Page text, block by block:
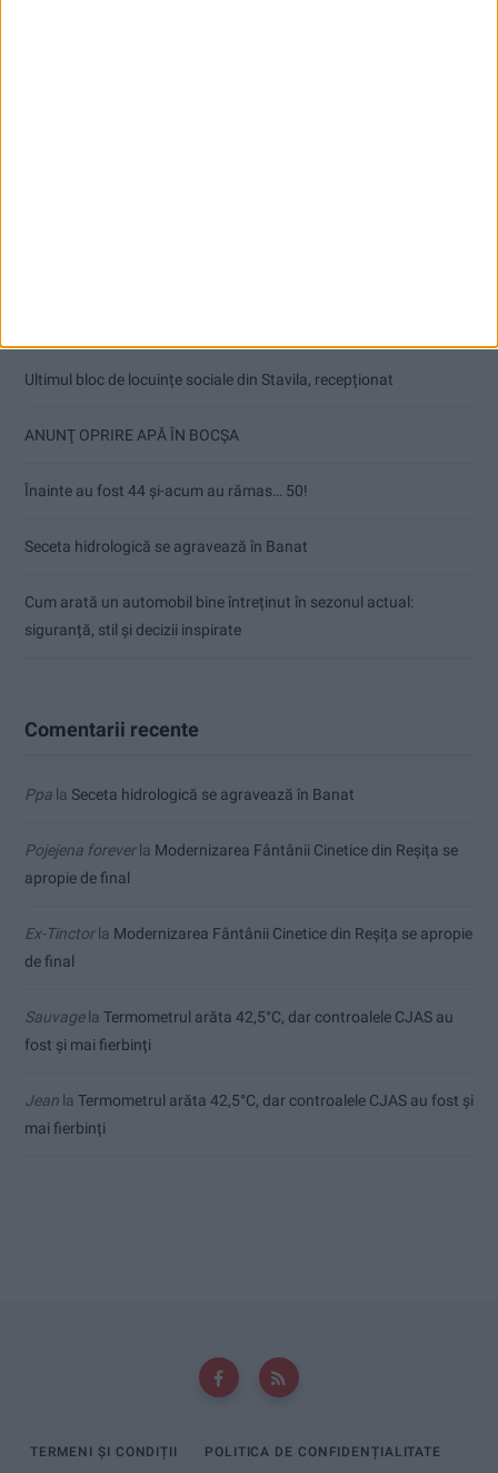
Ultimul bloc de locuințe sociale din Stavila, recepționat
ANUNŢ OPRIRE APĂ ÎN BOCȘA
Înainte au fost 44 și-acum au rămas… 50!
Seceta hidrologică se agravează în Banat
Cum arată un automobil bine întreținut în sezonul actual:
siguranță, stil și decizii inspirate
Comentarii recente
Ppa la Seceta hidrologică se agravează în Banat
Pojejena foreverla Modernizarea Fântânii Cinetice din Reșița se
apropie de final
Ex-Tinctorla Modernizarea Fântânii Cinetice din Reșița se apropie
de final
Sauvagela Termometrul arăta 42,5°C, dar controalele CJAS au
fost și mai fierbinți
Jean la Termometrul arăta 42,5°C, dar controalele CJAS au fost și
mai fierbinți
TERMENI ȘI CONDIȚII POLITICA DE CONFIDENȚIALITATE